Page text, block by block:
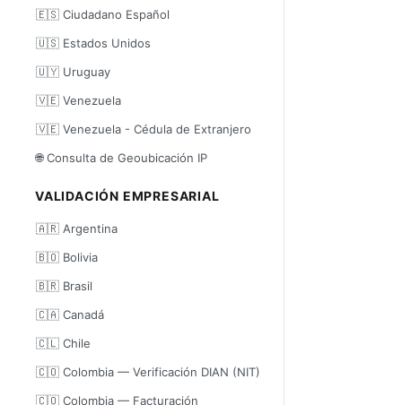
🇪🇸 Ciudadano Español
🇺🇸 Estados Unidos
🇺🇾 Uruguay
🇻🇪 Venezuela
🇻🇪 Venezuela - Cédula de Extranjero
🌐 Consulta de Geoubicación IP
VALIDACIÓN EMPRESARIAL
🇦🇷 Argentina
🇧🇴 Bolivia
🇧🇷 Brasil
🇨🇦 Canadá
🇨🇱 Chile
🇨🇴 Colombia — Verificación DIAN (NIT)
🇨🇴 Colombia — Facturación